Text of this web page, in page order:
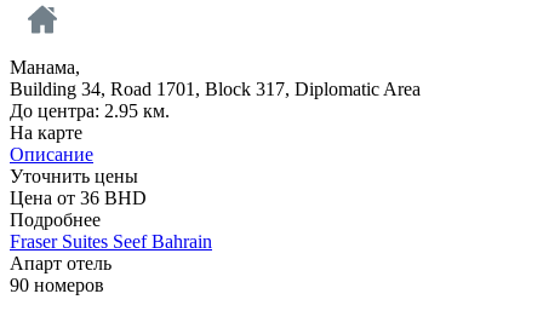
Манама,
Building 34, Road 1701, Block 317, Diplomatic Area
До центра: 2.95 км.
На карте
Описание
Уточнить цены
Цена от 36 BHD
Подробнее
Fraser Suites Seef Bahrain
Апарт отель
90 номеров